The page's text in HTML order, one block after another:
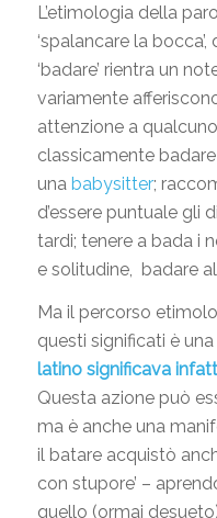
L’etimologia della
‘spalancare la
‘badare’ rientra un
variamente
attenzione a
classicamente
una babysitter;
d’essere puntuale gli
tardi; tenere a bada i
e solitudine, badare
Ma il percorso
questi significati è
latino significava
Questa azione può
ma è anche una
il batare acquistò
con stupore’ –
quello (ormai